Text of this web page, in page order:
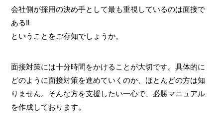
会社側が採用の決め手として最も重視しているのは面接で
ある‼
ということをご存知でしょうか。
面接対策には十分時間をかけることが大切です。具体的に
どのように面接対策を進めていくのか、ほとんどの方は知
りません。そんな方を支援したい一心で、必勝マニュアル
を作成しております。